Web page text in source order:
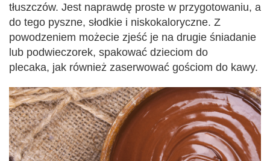
tłuszczów. Jest naprawdę proste w przygotowaniu, a
do tego pyszne, słodkie i niskokaloryczne. Z
powodzeniem możecie zjeść je na drugie śniadanie
lub podwieczorek, spakować dzieciom do
plecaka, jak również zaserwować gościom do kawy.